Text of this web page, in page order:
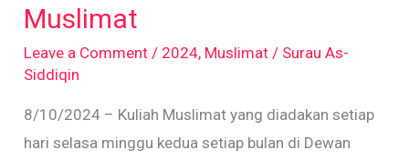
Muslimat
Leave a Comment / 2024, Muslimat / Surau As-
Siddiqin
8/10/2024 – Kuliah Muslimat yang diadakan setiap
hari selasa minggu kedua setiap bulan di Dewan
Kuliah